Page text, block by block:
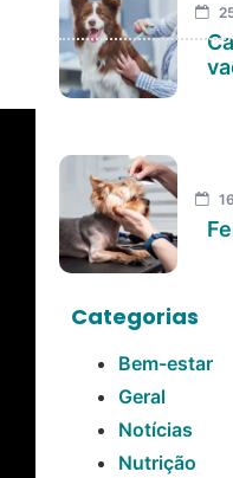
Categorias
Bem-estar
Geral
Notícias
Nutrição